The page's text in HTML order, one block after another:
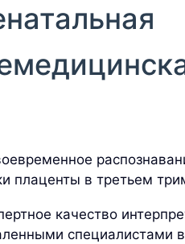
плаценты в третьем
качество
специалистами